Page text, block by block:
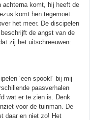
achterna komt, hij heeft de
komt hen tegemoet.
het meer. De discipelen
de angst van de
zij het uitschreeuwen:
‘een spook!’ bij mij
paasverhalen
wat er te zien is. Denk
voor de tuinman. De
daar en niet zo! Het